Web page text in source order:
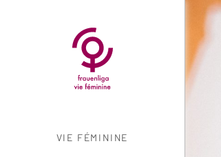
NAVIGATION
VIE FÉMININE